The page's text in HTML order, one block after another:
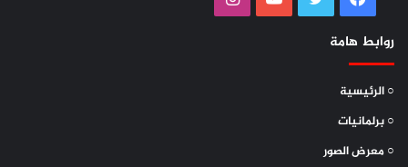
روابط هامة
○ الرئيسية
○ برلمانيات
○ معرض الصور